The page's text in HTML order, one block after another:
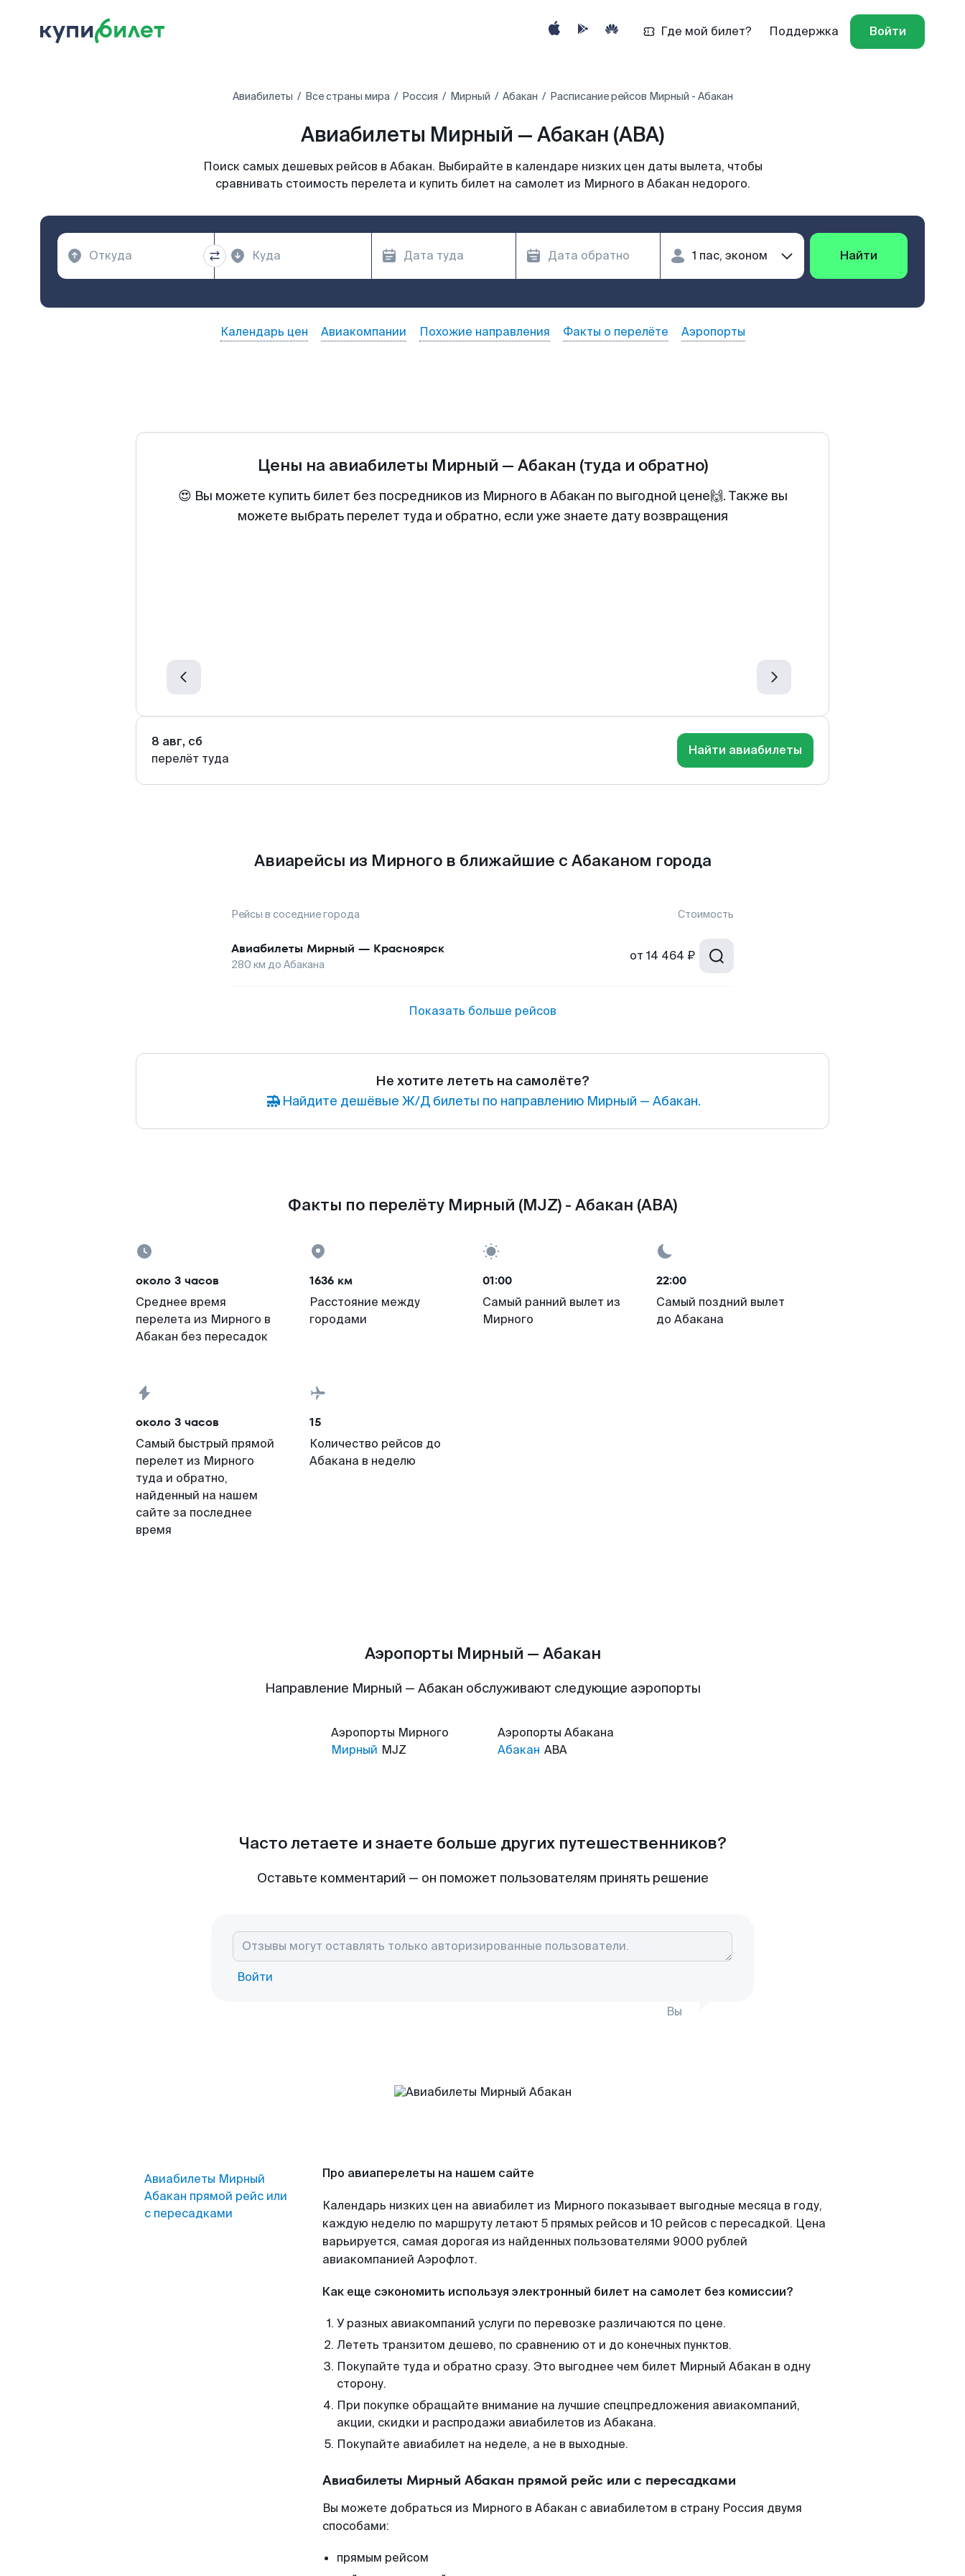
Где мой билет? Поддержка Войти
Авиабилеты Все страны мира Россия Мирный Абакан Расписание рейсов Мирный - Абакан
Авиабилеты Мирный — Абакан (ABA)
Поиск самых дешевых рейсов в Абакан. Выбирайте в календаре низких цен даты вылета, чтобы
сравнивать стоимость перелета и купить билет на самолет из Мирного в Абакан недорого.
Найти
Календарь цен Авиакомпании Похожие направления Факты о перелёте Аэропорты
Цены на авиабилеты Мирный — Абакан (туда и обратно)
😍 Вы можете купить билет без посредников из Мирного в Абакан по выгодной цене🙌. Также вы
можете выбрать перелет туда и обратно, если уже знаете дату возвращения
8 авг, сб
перелёт туда
Найти авиабилеты
Авиарейсы из Мирного в ближайшие с Абаканом города
Рейсы в соседние города Стоимость
Авиабилеты Мирный — Красноярск
280 км до Абакана
от 14 464 ₽
Показать больше рейсов
Не хотите лететь на самолёте?
Найдите дешёвые Ж/Д билеты по направлению Мирный — Абакан.
Факты по перелёту Мирный (MJZ) - Абакан (ABA)
около 3 часов
Среднее время
перелета из Мирного в
Абакан без пересадок
1636 км
Расстояние между
городами
01:00
Самый ранний вылет из
Мирного
22:00
Самый поздний вылет
до Абакана
около 3 часов
Самый быстрый прямой
перелет из Мирного
туда и обратно,
найденный на нашем
сайте за последнее
время
15
Количество рейсов до
Абакана в неделю
Аэропорты Мирный — Абакан
Направление Мирный — Абакан обслуживают следующие аэропорты
Аэропорты Мирного
Мирный MJZ
Аэропорты Абакана
Абакан ABA
Часто летаете и знаете больше других путешественников?
Оставьте комментарий — он поможет пользователям принять решение
Войти
Вы
Авиабилеты Мирный
Абакан прямой рейс или
с пересадками
Про авиаперелеты на нашем сайте
Календарь низких цен на авиабилет из Мирного показывает выгодные месяца в году,
каждую неделю по маршруту летают 5 прямых рейсов и 10 рейсов с пересадкой. Цена
варьируется, самая дорогая из найденных пользователями 9000 рублей
авиакомпанией Аэрофлот.
Как еще сэкономить используя электронный билет на самолет без комиссии?
У разных авиакомпаний услуги по перевозке различаются по цене.
Лететь транзитом дешево, по сравнению от и до конечных пунктов.
Покупайте туда и обратно сразу. Это выгоднее чем билет Мирный Абакан в одну
сторону.
При покупке обращайте внимание на лучшие спецпредложения авиакомпаний,
акции, скидки и распродажи авиабилетов из Абакана.
Покупайте авиабилет на неделе, а не в выходные.
Авиабилеты Мирный Абакан прямой рейс или с пересадками
Вы можете добраться из Мирного в Абакан с авиабилетом в страну Россия двумя
способами:
прямым рейсом